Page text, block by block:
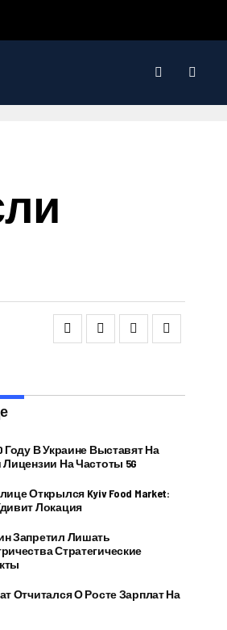
Году В Украине Выставят На
Лицензии На Частоты 5G
Открылся Kyiv Food Market:
Локация
Запретил Лишать
Стратегические
Отчитался О Росте Зарплат На